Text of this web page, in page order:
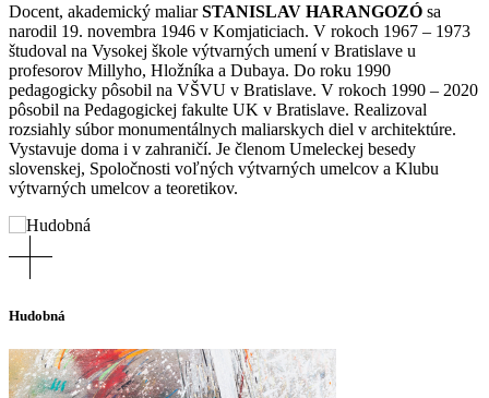
Docent, akademický maliarSTANISLAV HARANGOZÓ sa
narodil 19. novembra 1946 v Komjaticiach. V rokoch 1967 – 1973
študoval na Vysokej škole výtvarných umení v Bratislave u
profesorov Millyho, Hložníka a Dubaya. Do roku 1990
pedagogicky pôsobil na VŠVU v Bratislave. V rokoch 1990 – 2020
pôsobil na Pedagogickej fakulte UK v Bratislave. Realizoval
rozsiahly súbor monumentálnych maliarskych diel v architektúre.
Vystavuje doma i v zahraničí. Je členom Umeleckej besedy
slovenskej, Spoločnosti voľných výtvarných umelcov a Klubu
výtvarných umelcov a teoretikov.
Hudobná